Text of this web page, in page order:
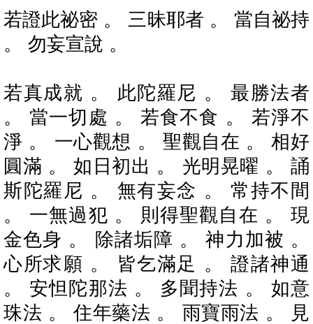
若證此祕密 。 三昧耶者 。 當自祕持
。 勿妄宣說 。
若真成就 。 此陀羅尼 。 最勝法者
。 當一切處 。 若食不食 。 若淨不
淨 。 一心觀想 。 聖觀自在 。 相好
圓滿 。 如日初出 。 光明晃曜 。 誦
斯陀羅尼 。 無有妄念 。 常持不間
。 一無過犯 。 則得聖觀自在 。 現
金色身 。 除諸垢障 。 神力加被 。
心所求願 。 皆乞滿足 。 證諸神通
。 安怛陀那法 。 多聞持法 。 如意
珠法 。 住年藥法 。 雨寶雨法 。 見